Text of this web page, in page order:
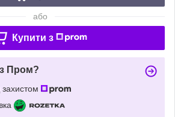
або
Купити з
Пром?